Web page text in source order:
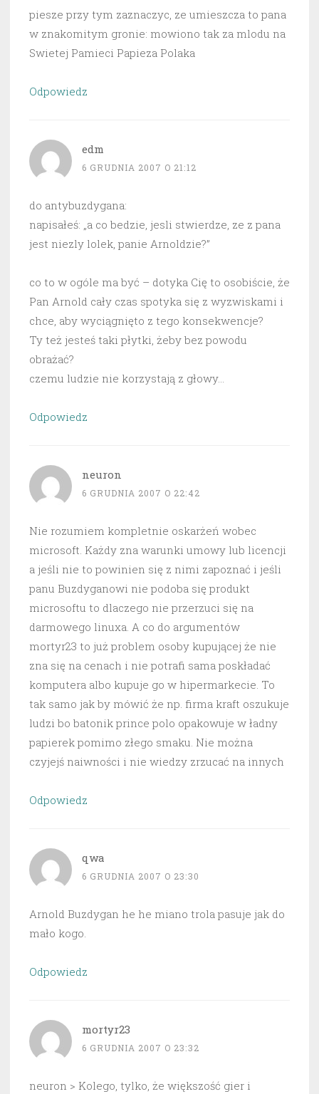
piesze przy tym zaznaczyc, ze umieszcza to pana
w znakomitym gronie: mowiono tak za mlodu na
Swietej Pamieci Papieza Polaka
Odpowiedz
edm
6 GRUDNIA 2007 O 21:12
do antybuzdygana:
napisałeś: „a co bedzie, jesli stwierdze, ze z pana
jest niezly lolek, panie Arnoldzie?”
co to w ogóle ma być – dotyka Cię to osobiście, że
Pan Arnold cały czas spotyka się z wyzwiskami i
chce, aby wyciągnięto z tego konsekwencje?
Ty też jesteś taki płytki, żeby bez powodu
obrażać?
czemu ludzie nie korzystają z głowy…
Odpowiedz
neuron
6 GRUDNIA 2007 O 22:42
Nie rozumiem kompletnie oskarżeń wobec
microsoft. Każdy zna warunki umowy lub licencji
a jeśli nie to powinien się z nimi zapoznać i jeśli
panu Buzdyganowi nie podoba się produkt
microsoftu to dlaczego nie przerzuci się na
darmowego linuxa. A co do argumentów
mortyr23 to już problem osoby kupującej że nie
zna się na cenach i nie potrafi sama poskładać
komputera albo kupuje go w hipermarkecie. To
tak samo jak by mówić że np. firma kraft oszukuje
ludzi bo batonik prince polo opakowuje w ładny
papierek pomimo złego smaku. Nie można
czyjejś naiwności i nie wiedzy zrzucać na innych
Odpowiedz
qwa
6 GRUDNIA 2007 O 23:30
Arnold Buzdygan he he miano trola pasuje jak do
mało kogo.
Odpowiedz
mortyr23
6 GRUDNIA 2007 O 23:32
neuron > Kolego, tylko, że większość gier i